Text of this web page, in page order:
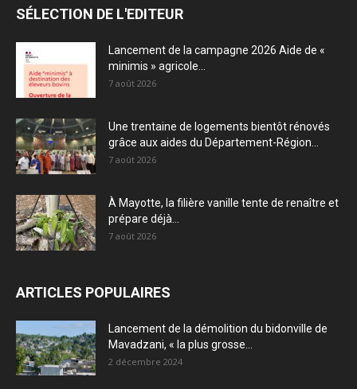
SÉLECTION DE L'EDITEUR
Lancement de la campagne 2026 Aide de «
minimis » agricole...
7 août 2026
Une trentaine de logements bientôt rénovés
grâce aux aides du Département-Région...
7 août 2026
À Mayotte, la filière vanille tente de renaître et
prépare déjà...
7 août 2026
ARTICLES POPULAIRES
Lancement de la démolition du bidonville de
Mavadzani, « la plus grosse...
2 décembre 2024